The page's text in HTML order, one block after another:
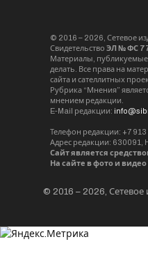
© 2016 – 2026, Сетевое
Свидетельство ЭЛ № ФС
Материалы, публикуемые
делать. Все права на
сайта и сателлитных
Рубрика “Мнения”
мнением редакции.
E-Mail редакции:
Телефон редакции: +7
Адрес редакции: 630091,
Сайт является
На сайте в фото и
© 2016 – 2026, Сетевое